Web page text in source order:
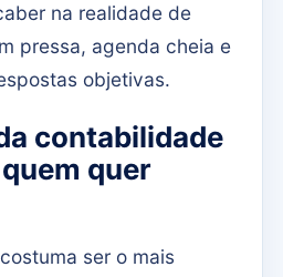
na realidade de
pressa, agenda cheia e
objetivas.
contabilidade
quer
ser o mais